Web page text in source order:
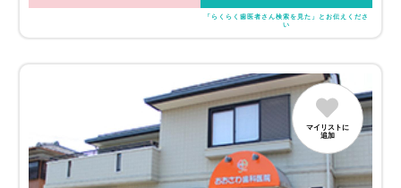
「らくらく歯医者さん検索を見た」とお伝えくださ
い
マイリストに
追加